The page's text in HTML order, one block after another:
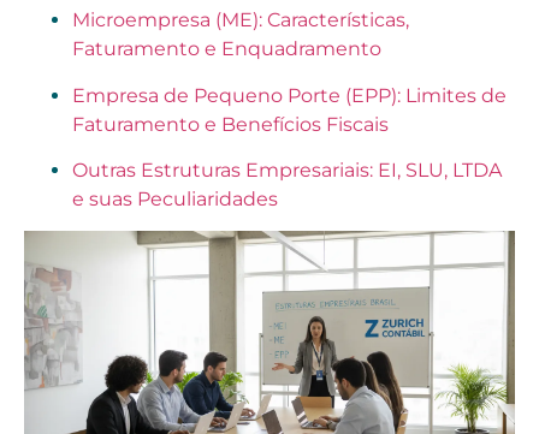
Microempresa (ME): Características,
Faturamento e Enquadramento
Empresa de Pequeno Porte (EPP): Limites de
Faturamento e Benefícios Fiscais
Outras Estruturas Empresariais: EI, SLU, LTDA
e suas Peculiaridades